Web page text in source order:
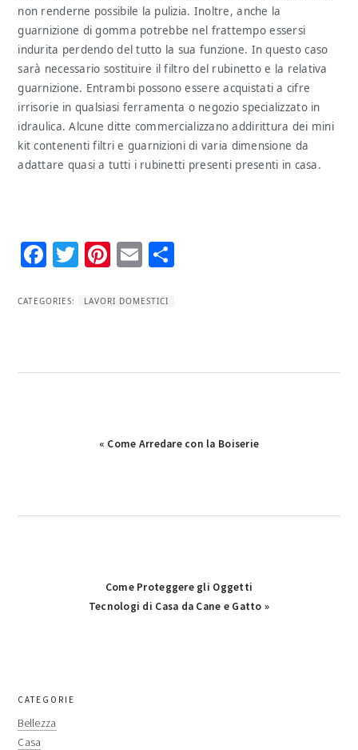
non renderne possibile la pulizia. Inoltre, anche la
guarnizione di gomma potrebbe nel frattempo essersi
indurita perdendo del tutto la sua funzione. In questo caso
sarà necessario sostituire il filtro del rubinetto e la relativa
guarnizione. Entrambi possono essere acquistati a cifre
irrisorie in qualsiasi ferramenta o negozio specializzato in
idraulica. Alcune ditte commercializzano addirittura dei mini
kit contenenti filtri e guarnizioni di varia dimensione da
adattare quasi a tutti i rubinetti presenti presenti in casa.
Facebook
Twitter
Pinterest
Email
CATEGORIES: LAVORI DOMESTICI
Previous
« Come Arredare con la Boiserie
Next
Post:
Come Proteggere gli Oggetti
Tecnologi di Casa da Cane e Gatto »
primary
sidebar
CATEGORIE
Bellezza
Casa